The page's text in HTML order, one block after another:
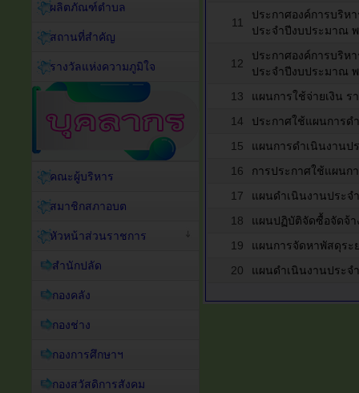
11
ประกาศองค์การบริห
ประจำปีงบประมาณ
12
ประกาศองค์การบริห
ประจำปีงบประมาณ
13
แผนการใช้จ่ายเงิน
14
ประกาศใช้แผนการด
15
แผนการดำเนินงานป
16
การประกาศใช้แผน
17
แผนดำเนินงานประจ
18
แผนปฏิบัติจัดซื้อจัดจ้า
19
แผนการจัดหาพัสดุระ
20
แผนดำเนินงานประจ
ผลิตภัณฑ์ตำบล
สถานที่สำคัญ
รางวัลแห่งความภูมิใจ
คณะผู้บริหาร
สมาชิกสภาอบต
หัวหน้าส่วนราชการ
สำนักปลัด
กองคลัง
กองช่าง
กองการศึกษาฯ
กองสวัสดิการสังคม